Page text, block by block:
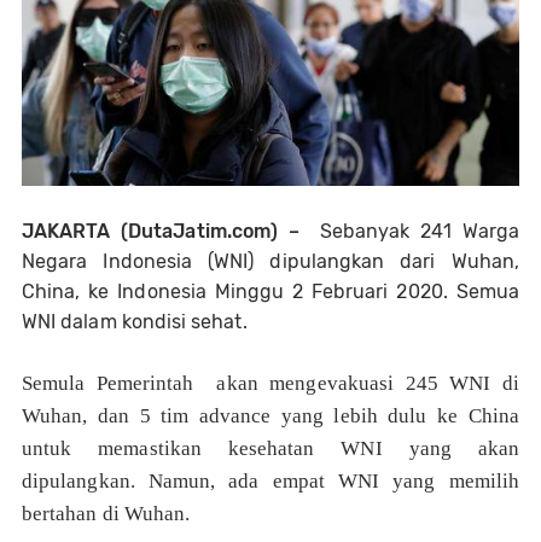
JAKARTA (DutaJatim.com) – Sebanyak 241 Warga
Negara Indonesia (WNI) dipulangkan dari Wuhan,
China, ke Indonesia Minggu 2 Februari 2020. Semua
WNI dalam kondisi sehat.
Semula Pemerintah akan mengevakuasi 245 WNI di
Wuhan, dan 5 tim advance yang lebih dulu ke China
untuk memastikan kesehatan WNI yang akan
dipulangkan. Namun, ada empat WNI yang memilih
bertahan di Wuhan.